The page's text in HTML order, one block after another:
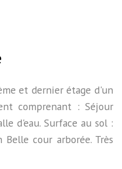
et dernier étage d'un
comprenant : Séjour
d'eau. Surface au sol :
Belle cour arborée. Très